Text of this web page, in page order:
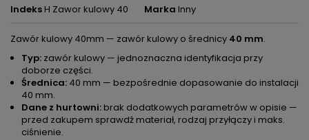
IndeksH Zawor kulowy 40 Marka Inny
Zawór kulowy 40mm — zawór kulowy o średnicy 40 mm.
Typ: zawór kulowy — jednoznaczna identyfikacja przy
doborze części.
Średnica: 40 mm — bezpośrednie dopasowanie do instalacji
40 mm.
Dane z hurtowni:brak dodatkowych parametrów w opisie —
przed zakupem sprawdź materiał, rodzaj przyłączy i maks.
ciśnienie.